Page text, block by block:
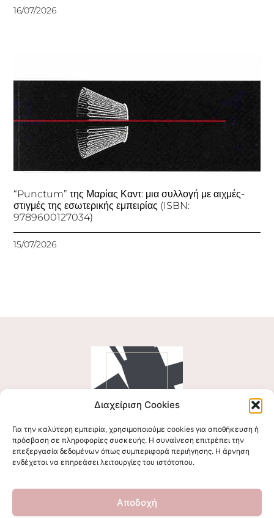
Διαχείριση Cookies
Για την καλύτερη εμπειρία, χρησιμοποιούμε cookies για αποθήκευση ή
πρόσβαση σε πληροφορίες συσκευής. Η συναίνεση επιτρέπει την
επεξεργασία δεδομένων όπως συμπεριφορά περιήγησης. Η άρνηση
ενδέχεται να επηρεάσει λειτουργίες του ιστότοπου.
Αποδοχή
16/07/2026
“Punctum” της Μαρίας Καντ: μια συλλογή με αιχμές-
στιγμές της εσωτερικής εμπειρίας (ISBN:
9789600127034)
15/07/2026
Ακολουθήστε μας
Επικοινωνήστε μαζί μας